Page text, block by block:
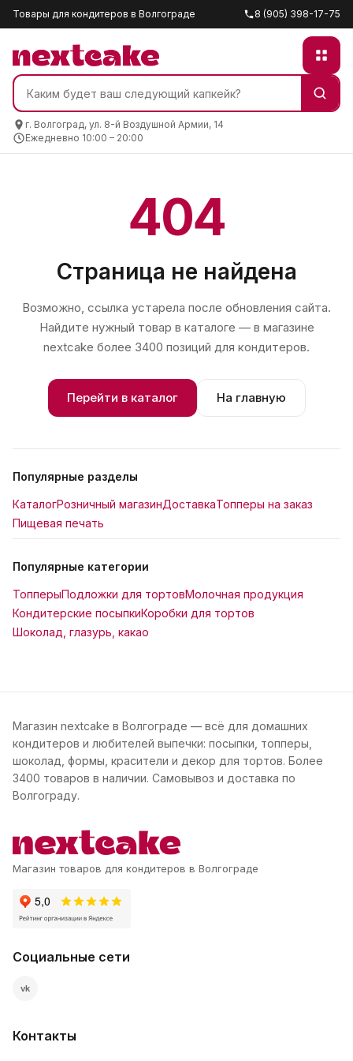
Товары для кондитеров в Волгограде 8 (905) 398-17-75
г. Волгоград, ул. 8-й Воздушной Армии, 14
Ежедневно 10:00 – 20:00
404
Страница не найдена
Возможно, ссылка устарела после обновления сайта.
Найдите нужный товар в каталоге — в магазине
nextcake более 3400 позиций для кондитеров.
Перейти в каталог На главную
Популярные разделы
КаталогРозничный магазинДоставкаТопперы на заказ
Пищевая печать
Популярные категории
ТопперыПодложки для тортовМолочная продукция
Кондитерские посыпкиКоробки для тортов
Шоколад, глазурь, какао
Магазин nextcake в Волгограде — всё для домашних
кондитеров и любителей выпечки: посыпки, топперы,
шоколад, формы, красители и декор для тортов. Более
3400 товаров в наличии. Самовывоз и доставка по
Волгограду.
Магазин товаров для кондитеров в Волгограде
Социальные сети
vk
Контакты